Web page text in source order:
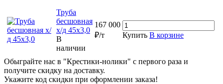
Труба
бесшовная
х/д 45х3,0
В
наличии
167 000
₽/т
Купить В корзине
Обыграйте нас в "Крестики-нолики" с первого раза и
получите скидку на доставку.
Укажите код скидки при оформлении заказа!